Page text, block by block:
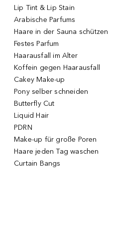
Lip Tint & Lip Stain
Arabische Parfums
Haare in der Sauna schützen
Festes Parfum
Haarausfall im Alter
Koffein gegen Haarausfall
Cakey Make-up
Pony selber schneiden
Butterfly Cut
Liquid Hair
PDRN
Make-up für große Poren
Haare jeden Tag waschen
Curtain Bangs